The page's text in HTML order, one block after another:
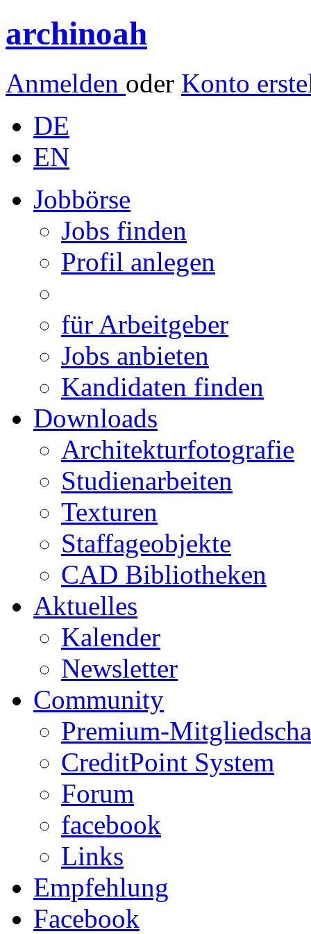
archinoah
Anmelden oder Konto
DE
EN
Jobbörse
Jobs finden
Profil anlegen
für Arbeitgeber
Jobs anbieten
Kandidaten finden
Downloads
Architekturfotografie
Studienarbeiten
Texturen
Staffageobjekte
CAD Bibliotheken
Aktuelles
Kalender
Newsletter
Community
Premium-
CreditPoint System
Forum
facebook
Links
Empfehlung
Facebook